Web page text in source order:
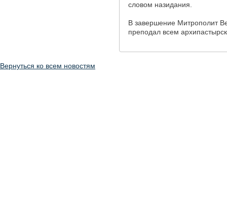
словом назидания.
В завершение Митрополит
преподал всем
Вернуться ко всем новостям